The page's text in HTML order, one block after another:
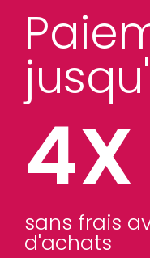
4X
sans frais
d'achats